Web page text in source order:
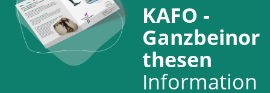
KAFO -
Ganzbeinor
thesen
Information